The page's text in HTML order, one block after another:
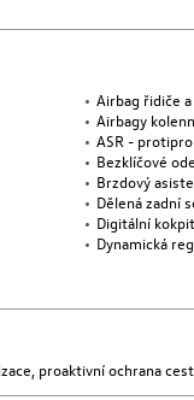
Airbag řidiče
Airbagy
ASR -
Bezklíčové
Brzdový
Dělená zadní
Digitální kokpit
Dynamická
proaktivní ochrana